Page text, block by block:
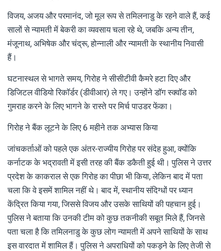
विजय, अजय और परमानंद, जो मूल रूप से तमिलनाडु के रहने वाले हैं, कई
सालों से न्यामती में बेकरी का व्यवसाय चला रहे थे, जबकि अन्य तीन,
मंजूनाथ, अभिषेक और चंद्रू, होन्नाली और न्यामती के स्थानीय निवासी
हैं।
घटनास्थल से भागते समय, गिरोह ने सीसीटीवी कैमरे हटा दिए और
डिजिटल वीडियो रिकॉर्डर (डीवीआर) ले गए। उन्होंने डॉग स्क्वॉड को
गुमराह करने के लिए भागने के रास्ते पर मिर्च पाउडर फेंका।
गिरोह ने बैंक लूटने के लिए 6 महीने तक अभ्यास किया
जांचकर्ताओं को पहले एक अंतर-राज्यीय गिरोह पर संदेह हुआ, क्योंकि
कर्नाटक के भद्रावती में इसी तरह की बैंक डकैती हुई थी। पुलिस ने उत्तर
प्रदेश के काकराल से एक गिरोह का पीछा भी किया, लेकिन बाद में पता
चला कि वे इसमें शामिल नहीं थे। बाद में, स्थानीय संदिग्धों पर ध्यान
केंद्रित किया गया, जिससे विजय और उसके साथियों की पहचान हुई।
पुलिस ने बताया कि उनकी टीम को कुछ तकनीकी सबूत मिले हैं, जिनसे
पता चला है कि तमिलनाडु के कुछ लोग न्यामती में अपने साथियों के साथ
इस वारदात में शामिल हैं। पुलिस ने अपराधियों को पकड़ने के लिए तेजी से